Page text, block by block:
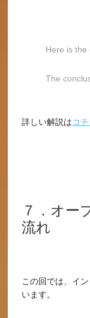
Here is the
The
詳しい解説はコチ
７．オー
流れ
この回では、イ
います。